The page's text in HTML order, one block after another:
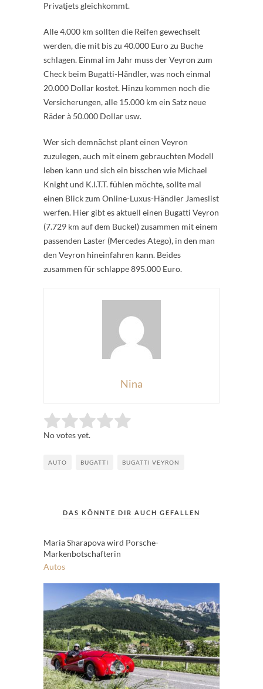
Privatjets gleichkommt.
Alle 4.000 km sollten die Reifen gewechselt
werden, die mit bis zu 40.000 Euro zu Buche
schlagen. Einmal im Jahr muss der Veyron zum
Check beim Bugatti-Händler, was noch einmal
20.000 Dollar kostet. Hinzu kommen noch die
Versicherungen, alle 15.000 km ein Satz neue
Räder à 50.000 Dollar usw.
Wer sich demnächst plant einen Veyron
zuzulegen, auch mit einem gebrauchten Modell
leben kann und sich ein bisschen wie Michael
Knight und K.I.T.T. fühlen möchte, sollte mal
einen Blick zum Online-Luxus-Händler Jameslist
werfen. Hier gibt es aktuell einen Bugatti Veyron
(7.729 km auf dem Buckel) zusammen mit einem
passenden Laster (Mercedes Atego), in den man
den Veyron hineinfahren kann. Beides
zusammen für schlappe 895.000 Euro.
Nina
Rate this item: Submit Rating
No votes yet.
AUTO BUGATTI BUGATTI VEYRON
DAS KÖNNTE DIR AUCH GEFALLEN
Maria Sharapova wird Porsche-
Markenbotschafterin
Autos